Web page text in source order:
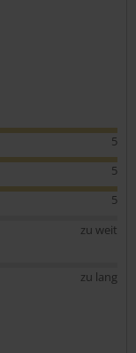
5
5
5
zu weit
zu lang